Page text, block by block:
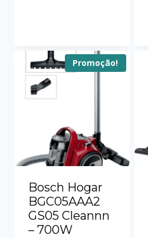
Promoção!
Bosch Hogar
BGC05AAA2
GS05 Cleannn
– 700W